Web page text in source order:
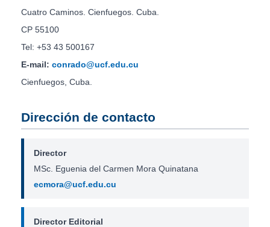
Cuatro Caminos. Cienfuegos. Cuba.
CP 55100
Tel: +53 43 500167
E-mail: conrado@ucf.edu.cu
Cienfuegos, Cuba.
Dirección de contacto
Director
MSc. Eguenia del Carmen Mora Quinatana
ecmora@ucf.edu.cu
Director Editorial